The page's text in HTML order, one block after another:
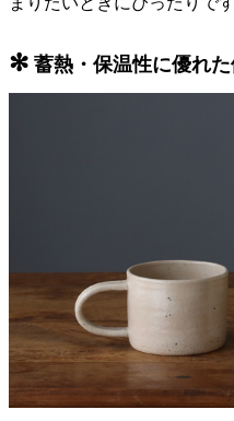
✻ 蓄熱・保温性に優れ